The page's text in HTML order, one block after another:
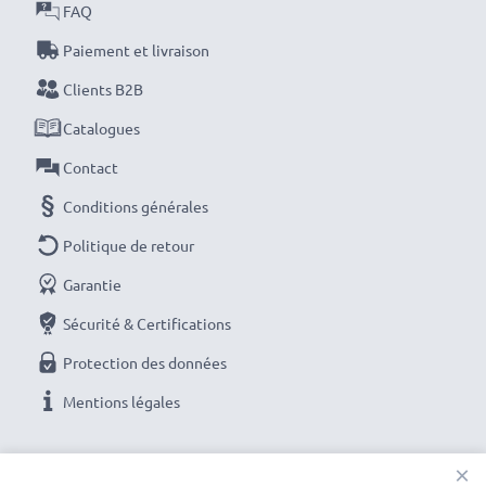
Chaque batterie CELLONIC est soumise à des tests
stricts pour garantir des performances élevées et
une alimentation durable. Commandez maintenant
pour une livraison rapide et une garantie de 3 ans !
FAQ
Paiement et livraison
Clients B2B
Catalogues
Contact
Conditions générales
Politique de retour
Garantie
Sécurité & Certifications
Protection des données
Mentions légales
×